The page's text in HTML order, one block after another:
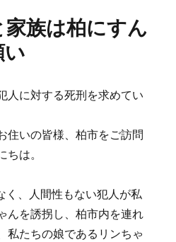
族は柏にすん
い
人に対する死刑を求めてい
住いの皆様、柏市をご訪問
は。
く、人間性もない犯人が私
んを誘拐し、柏市内を連れ
私たちの娘であるリンちゃ